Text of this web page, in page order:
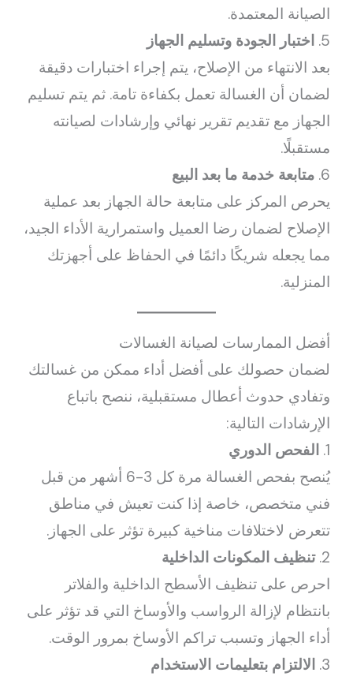
الصيانة المعتمدة.
5. اختبار الجودة وتسليم الجهاز
بعد الانتهاء من الإصلاح، يتم إجراء اختبارات دقيقة
لضمان أن الغسالة تعمل بكفاءة تامة. ثم يتم تسليم
الجهاز مع تقديم تقرير نهائي وإرشادات لصيانته
مستقبلًا.
6. متابعة خدمة ما بعد البيع
يحرص المركز على متابعة حالة الجهاز بعد عملية
الإصلاح لضمان رضا العميل واستمرارية الأداء الجيد،
مما يجعله شريكًا دائمًا في الحفاظ على أجهزتك
المنزلية.
أفضل الممارسات لصيانة الغسالات
لضمان حصولك على أفضل أداء ممكن من غسالتك
وتفادي حدوث أعطال مستقبلية، ننصح باتباع
الإرشادات التالية:
1. الفحص الدوري
يُنصح بفحص الغسالة مرة كل 3-6 أشهر من قبل
فني متخصص، خاصة إذا كنت تعيش في مناطق
تتعرض لاختلافات مناخية كبيرة تؤثر على الجهاز.
2. تنظيف المكونات الداخلية
احرص على تنظيف الأسطح الداخلية والفلاتر
بانتظام لإزالة الرواسب والأوساخ التي قد تؤثر على
أداء الجهاز وتسبب تراكم الأوساخ بمرور الوقت.
3. الالتزام بتعليمات الاستخدام